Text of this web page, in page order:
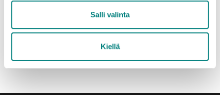
Salli valinta
Kiellä
Tilaisuus on osa Uudistuva yritysturvallisuus -hankkeen
toimintaa, jota toteuttavat Prizztech Oy ja Tampereen
yliopiston Porin yksikkö Euroopan Unionin tuella.